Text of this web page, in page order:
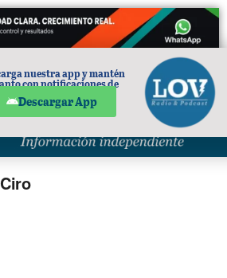
PUBLICIDAD
nuestra app y mantén
con notificaciones de
Descargar App